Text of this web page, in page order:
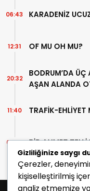
KARADENİZ
06:43
OF MU OH MU?
12:31
BODRUM’DA
AŞAN ALANDA
20:32
TRAFİK-EHLİYET
11:40
BİR AHMET
07:30
Gizliliğinize saygı
Çerezler,
kişiselleştirilmiş
analiz etmemize